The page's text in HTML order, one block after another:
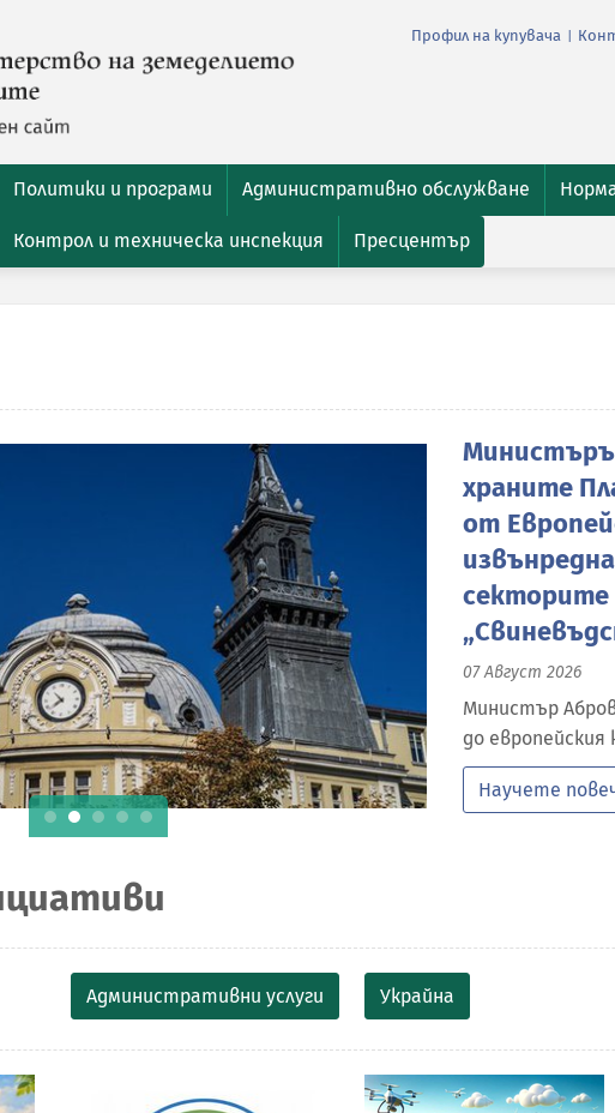
Профил на купувача
Политики и програми Административно обслужване
Контрол и техническа инспекция Пресцентър
храните
от
секторите
07 Август 2026
Министър
до
Научете
Административни услуги Украйна